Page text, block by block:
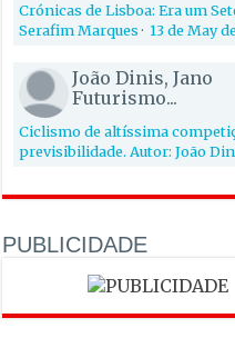
Crónicas de Lisboa: Era um
Serafim Marques·13 de May
João Dinis, Jano
Futurismo...
Ciclismo de altíssima
previsibilidade. Autor: João
PUBLICIDADE